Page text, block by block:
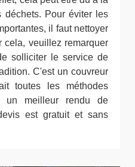
déchets. Pour éviter les
il faut nettoyer
cela, veuillez remarquer
solliciter le service de
C'est un couvreur
toutes les méthodes
un meilleur rendu de
est gratuit et sans